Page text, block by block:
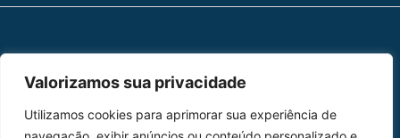
Valorizamos sua privacidade
Utilizamos cookies para aprimorar sua experiência de
Home
Peças